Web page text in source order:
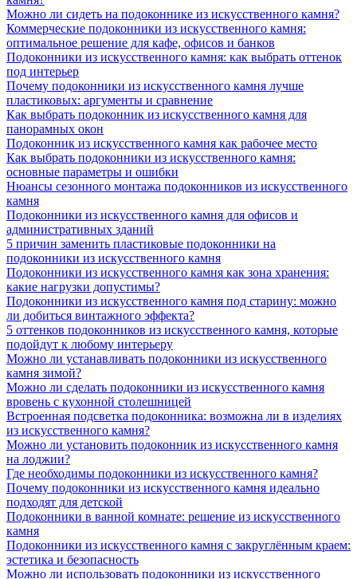
Можно ли сидеть на подоконнике из искусственного камня?
Коммерческие подоконники из искусственного камня:
оптимальное решение для кафе, офисов и банков
Подоконники из искусственного камня: как выбрать оттенок
под интерьер
Почему подоконники из искусственного камня лучше
пластиковых: аргументы и сравнение
Как выбрать подоконник из искусственного камня для
панорамных окон
Подоконник из искусственного камня как рабочее место
Как выбрать подоконники из искусственного камня:
основные параметры и ошибки
Нюансы сезонного монтажа подоконников из искусственного
камня
Подоконники из искусственного камня для офисов и
административных зданий
5 причин заменить пластиковые подоконники на
подоконники из искусственного камня
Подоконники из искусственного камня как зона хранения:
какие нагрузки допустимы?
Подоконники из искусственного камня под старину: можно
ли добиться винтажного эффекта?
5 оттенков подоконников из искусственного камня, которые
подойдут к любому интерьеру
Можно ли устанавливать подоконники из искусственного
камня зимой?
Можно ли сделать подоконники из искусственного камня
вровень с кухонной столешницей
Встроенная подсветка подоконника: возможна ли в изделиях
из искусственного камня?
Можно ли установить подоконник из искусственного камня
на лоджии?
Где необходимы подоконники из искусственного камня?
Почему подоконники из искусственного камня идеально
подходят для детской
Подоконники в ванной комнате: решение из искусственного
камня
Подоконники из искусственного камня с закруглённым краем:
эстетика и безопасность
Можно ли использовать подоконники из искусственного